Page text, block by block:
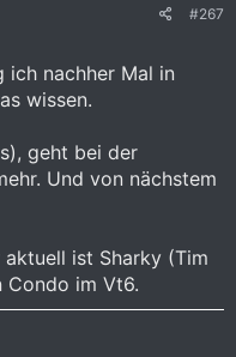
#267
ich nachher Mal in
wissen.
geht bei der
Und von nächstem
ist Sharky (Tim
Condo im Vt6.